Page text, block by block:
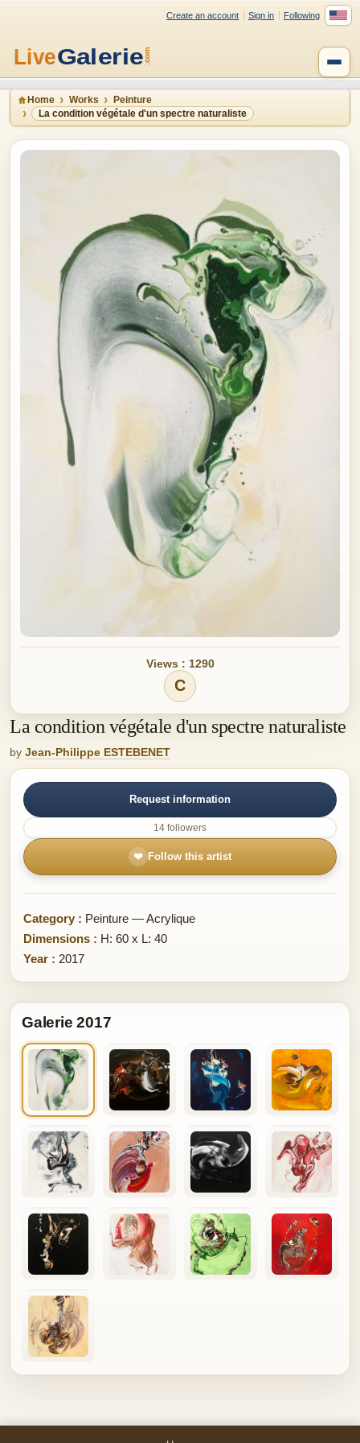
Create an account Sign in Following
Home Works
Peinture
La condition végétale d'un spectre naturaliste
Views : 1290
C
La condition végétale d'un spectre naturaliste
by Jean-Philippe ESTEBENET
Request information
14 followers
❤ Follow this artist
Category : Peinture — Acrylique
Dimensions : H: 60 x L: 40
Year : 2017
Galerie 2017